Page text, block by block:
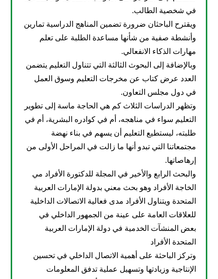
في شخصية الطالب.
ويقترح الباحثان ضرورة تضمين المناهج الدراسية تمارين
وأنشطة صفية من شأنها مساعدة الطلبة على تعلم
مهارات الذكاء الانفعالي.
وبالإضافة إلى البحوث الثالثة التي تتناول التعليم يتضمن
العدد عرض كتاب عن مخرجات التعليم وسوق العمل
في دول مجلس التعاون.
وتظهر الدراسات الثلاث كم هي الحاجة ماسة إلى تطوير
التعليم سواء في مناهجه، أم في كوادره البشرية، أم في
طلبته، ليستطيع التعليم أن يسهم في بناء نهضة
مجتمعاتنا التي تبدو أنها ما زالت في المراحل الأولى من
إرهاصاتها.
والبحث الرابع والأخير في المجلة للدكتورة الأفراد مي
الخاجة الأفراد وهو بحث معني بدولة الإمارات العربية
المتحدة ويتناول الأفراد مدى فعالية الاتصالات الداخلية
للعلاقات العامة على عينة من الجمهور الداخلي في
بعض المنشآت الخدمية في دولة الإمارات العربية
المتحدة الأفراد
وتركز الباحثة على أهمية الاتصال الداخلي في تحسين
الإنتاجية وزيادتها وتسهيل عملية تدفق المعلومات